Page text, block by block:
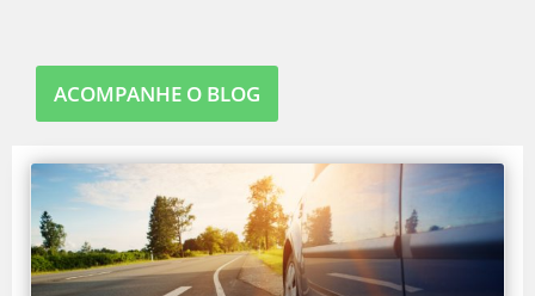
ACOMPANHE O BLOG